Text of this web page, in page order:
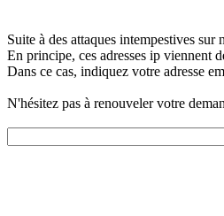
Suite à des attaques intempestives
En principe, ces adresses ip viennent
Dans ce cas, indiquez votre adresse
N'hésitez pas à renouveler votre